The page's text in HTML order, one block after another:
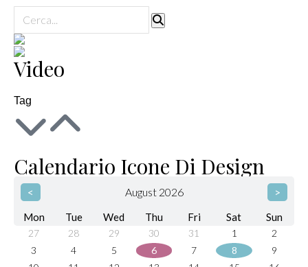
Video
Tag
Calendario Icone Di Design
< August 2026 >
Mon Tue Wed Thu Fri Sat Sun
27 28 29 30 31 1
2
3
4 5 6 7 8
9